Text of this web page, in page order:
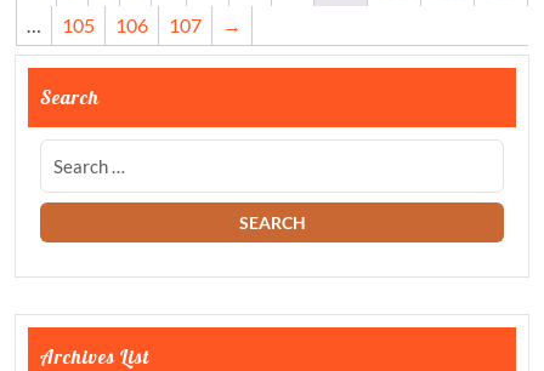
…
105 106 107 →
Search
Archives List